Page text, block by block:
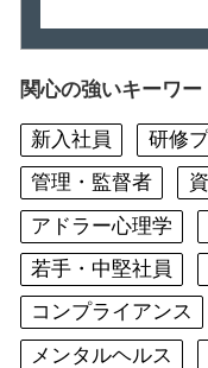
関心の強いキーワー
新入社員 研修
管理・監督者
アドラー心理学
若手・中堅社員
コンプライアンス
メンタルヘルス